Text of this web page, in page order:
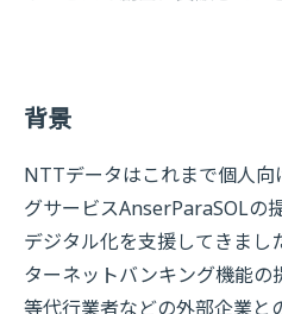
背景
NTTデータはこれまで個人
グサービスAnserParaSOLの
デジタル化を支援してきまし
ターネットバンキング機能の
等代行業者などの外部企業と